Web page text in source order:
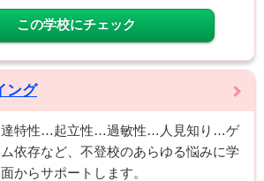
この学校にチェック
ング
特性…起立性…過敏性…人見知り…ゲ
依存など、不登校のあらゆる悩みに学
からサポートします。